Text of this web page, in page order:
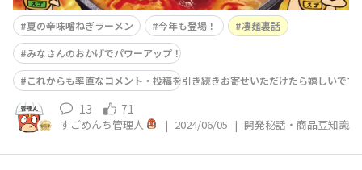
夏の辛味噌ねぎラーメン 今年も登場！
凄麺裏話
みなさんのおかげでパワーアップ！
これからも率直なコメント・投稿を引き続きお寄せいただけたら嬉しいです
13 71
すごめんち管理人 | 2024/06/05 | 開発秘話・商品豆知識